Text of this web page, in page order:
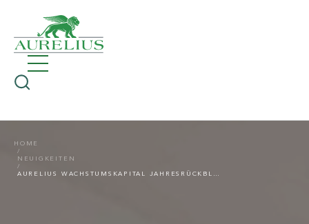
HOME
NEUIGKEITEN
AURELIUS WACHSTUMSKAPITAL JAHRESRÜCKBLICK 2022